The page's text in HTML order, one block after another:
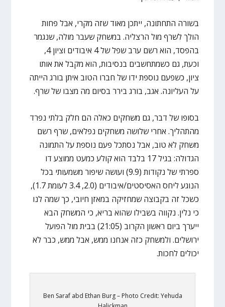
בשורה התחתונה, ייתכן מאוד שזה מקרי, אבל פחות
הולך לשרף מול הרצליה. במשחק שעבר מולה, שנגמר
בהפסד, הוא רשם ערב שפל של 4 איבודים וציון 4,
וכעת, גם כשמתחשבים בנסיבות, הוא מקבל את אותו
ציון, כשפעם נוספת ידו של חברו הטוב איתן בורג הייתה
על העליונה. אגב, בורג בירר בסיום מה מצבו של שרף.
בסופו של דבר, גם משחקים כאלה הם חלק בלתי נפרד
מהתהליך. אחרי שלושה משחקים נפלאים, שרף רשם
משחק לא טוב, אבל נסתכל פעם נוספת על התמונה
הגדולה: בגיל 17 בלבד הוא קולע כמעט ממוצע דו
ספרתי של נקודות (9.9) ועושה שיפור משמעותי בכל
הנוגע ליחס האסיסטים/איבודים (2.0, 3.4 לעומת 1.7),
כשכל זה בקבוצה שמחזיקה במאזן חיובי, כך שמה לנו
כי נלין. נקווה בשבילו שהוא בריא, כי המשחק הבא
ייערך ביום ראשון הקרוב (21:05) בבית מול הפועל
ירושלים. ולמשחק כזה אנחנו ממש, אבל ממש, כבר לא
יכולים לחכות.
Ben Saraf abd Ethan Burg – Photo Credit: Yehuda